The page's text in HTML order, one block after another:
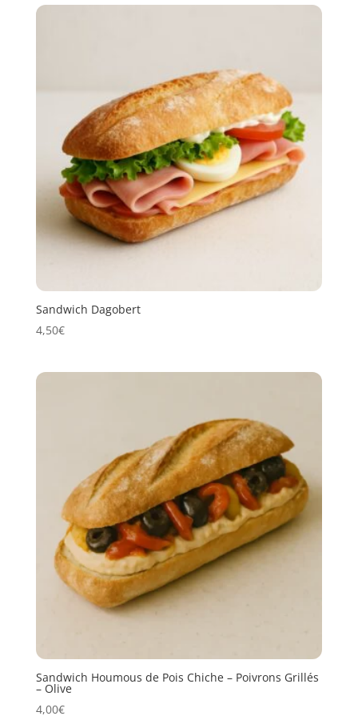
Sandwich Dagobert
4,50€
Sandwich Houmous de Pois Chiche – Poivrons Grillés
– Olive
4,00€